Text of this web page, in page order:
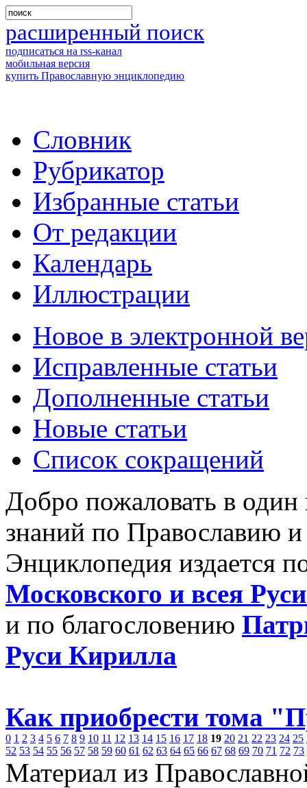
расширенный поиск
подписаться на rss-канал
мобильная версия
купить Православную энциклопедию
Словник
Рубрикатор
Избранные статьи
От редакции
Календарь
Иллюстрации
Новое в электронной
Исправленные статьи
Дополненные статьи
Новые статьи
Список сокращений
Добро пожаловать в
знаний по Православию
Энциклопедия издается
Московского и всея
и по благословению
Руси Кирилла
Как приобрести тома
0 1 2 3 4 5 6 7 8 9 10 11 12 13 14 15 16 17 18 19 20 21 22 23 24 25
52 53 54 55 56 57 58 59 60 61 62 63 64 65 66 67 68 69 70 71 72 73
Материал из